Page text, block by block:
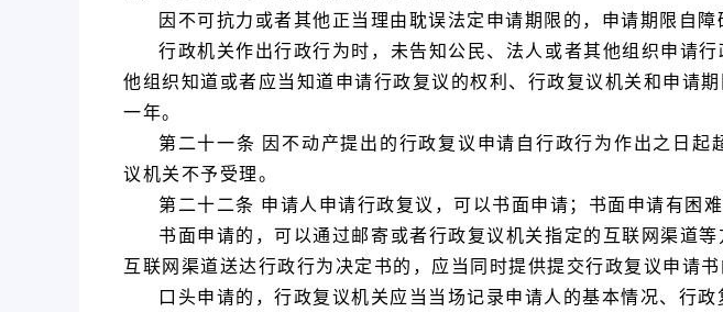
因不可抗力或者其他正当理由耽误法定申请期限的，申请期限自障
行政机关作出行政行为时，未告知公民、法人或者其他组织申请
他组织知道或者应当知道申请行政复议的权利、行政复议机关和申请
一年。
第二十一条 因不动产提出的行政复议申请自行政行为作出之日
议机关不予受理。
第二十二条 申请人申请行政复议，可以书面申请；书面申请有困
书面申请的，可以通过邮寄或者行政复议机关指定的互联网渠道
互联网渠道送达行政行为决定书的，应当同时提供提交行政复议申请书
口头申请的，行政复议机关应当当场记录申请人的基本情况、行